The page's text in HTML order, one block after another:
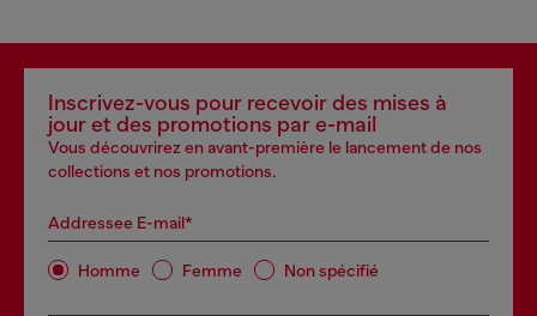
Inscrivez-vous pour recevoir des mises à
jour et des promotions par e-mail
Vous découvrirez en avant-première le lancement de nos
collections et nos promotions.
Addressee E-mail*
Homme Femme Non spécifié